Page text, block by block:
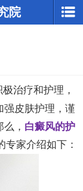
院
治疗和护理，
强皮肤护理，谨
， 白癜风的护
专家介绍如下：